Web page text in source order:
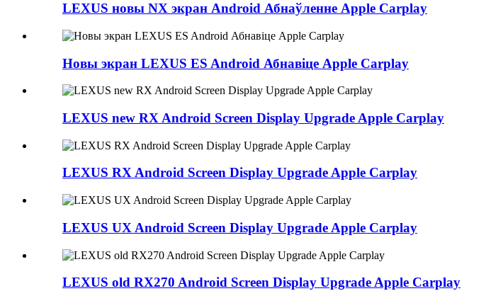
LEXUS новы NX экран Android Абнаўленне Apple Carplay
Новы экран LEXUS ES Android Абнавіце Apple Carplay
LEXUS new RX Android Screen Display Upgrade Apple Carplay
LEXUS RX Android Screen Display Upgrade Apple Carplay
LEXUS UX Android Screen Display Upgrade Apple Carplay
LEXUS old RX270 Android Screen Display Upgrade Apple Carplay